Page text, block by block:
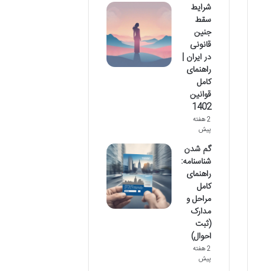
شرایط
سقط
جنین
قانونی
در ایران |
راهنمای
کامل
قوانین
1402
2 هفته
پیش
گم شدن
شناسنامه:
راهنمای
کامل
مراحل و
مدارک
(ثبت
احوال)
2 هفته
پیش